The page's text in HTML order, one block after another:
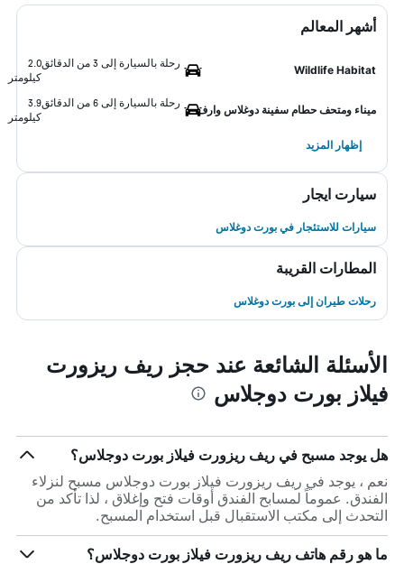
أشهر المعالم
Wildlife Habitat
رحلة بالسيارة إلى 3 من الدقائق
2.0
كيلومتر
ميناء ومتحف حطام سفينة دوغلاس وارف
رحلة بالسيارة إلى 6 من الدقائق
3.9
كيلومتر
إظهار المزيد
سيارت ايجار
سيارات للاستئجار في بورت دوغلاس
المطارات القريبة
رحلات طيران إلى بورت دوغلاس
الأسئلة الشائعة عند حجز ريف ريزورت
فيلاز بورت دوجلاس
هل يوجد مسبح في ريف ريزورت فيلاز بورت دوجلاس؟
نعم ، يوجد في ريف ريزورت فيلاز بورت دوجلاس مسبح لنزلاء
الفندق. عموماً لمسابح الفندق أوقات فتح وإغلاق ، لذا تأكد من
التحدث إلى مكتب الاستقبال قبل استخدام المسبح.
ما هو رقم هاتف ريف ريزورت فيلاز بورت دوجلاس؟